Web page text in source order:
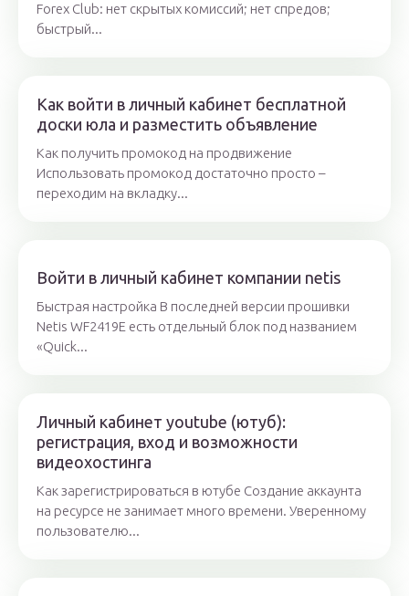
Forex Club: нет скрытых комиссий; нет спредов;
быстрый...
Как войти в личный кабинет бесплатной
доски юла и разместить объявление
Как получить промокод на продвижение
Использовать промокод достаточно просто –
переходим на вкладку...
Войти в личный кабинет компании netis
Быстрая настройка В последней версии прошивки
Netis WF2419E есть отдельный блок под названием
«Quick...
Личный кабинет youtube (ютуб):
регистрация, вход и возможности
видеохостинга
Как зарегистрироваться в ютубе Создание аккаунта
на ресурсе не занимает много времени. Уверенному
пользователю...